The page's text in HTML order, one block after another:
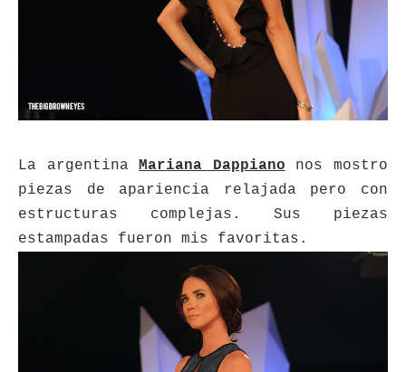
La argentinaMariana Dappiano nos mostro
piezas de apariencia relajada pero con
estructuras complejas. Sus piezas
estampadas fueron mis favoritas.